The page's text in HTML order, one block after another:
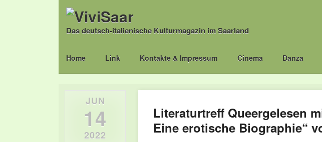
Das deutsch-italienische Kulturmagazin im Saarland
Main menu
Skip
Home Link Kontakte & Impressum Cinema Danza
Literaturtreff Queergelesen
Eine erotische Biographie“
JUN
14
2022